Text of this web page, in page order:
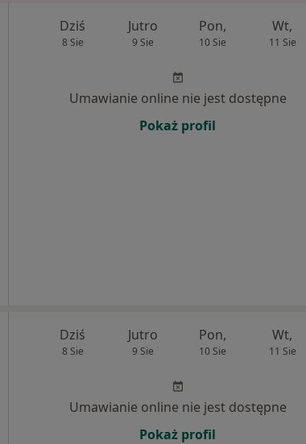
Dziś
8 Sie
Jutro
9 Sie
Pon,
10 Sie
Wt,
11 Sie
Umawianie online nie jest dostępne
Pokaż profil
Dziś
8 Sie
Jutro
9 Sie
Pon,
10 Sie
Wt,
11 Sie
Umawianie online nie jest dostępne
Pokaż profil